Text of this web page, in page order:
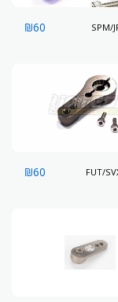
₪60
₪60